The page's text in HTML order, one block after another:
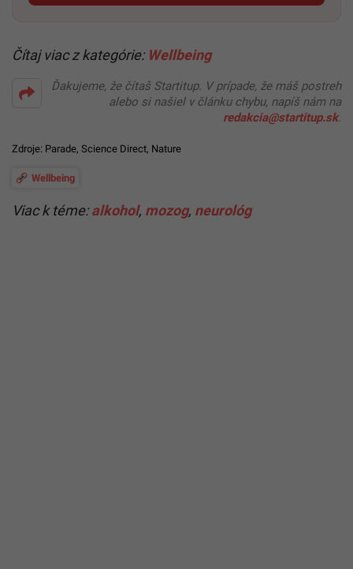
Čítaj viac z kategórie: Wellbeing
Ďakujeme, že čítaš Startitup. V prípade, že máš postreh
alebo si našiel v článku chybu, napíš nám na
redakcia@startitup.sk.
Zdroje: Parade, Science Direct, Nature
Wellbeing
Viac k téme:alkohol, mozog, neurológ